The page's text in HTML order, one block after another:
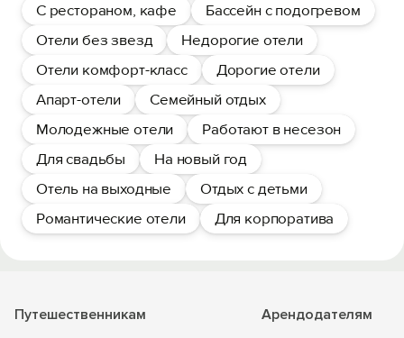
С рестораном, кафе
Бассейн с подогревом
Отели без звезд
Недорогие отели
Отели комфорт-класс
Дорогие отели
Апарт-отели
Семейный отдых
Молодежные отели
Работают в несезон
Для свадьбы
На новый год
Отель на выходные
Отдых с детьми
Романтические отели
Для корпоратива
Путешественникам Арендодателям